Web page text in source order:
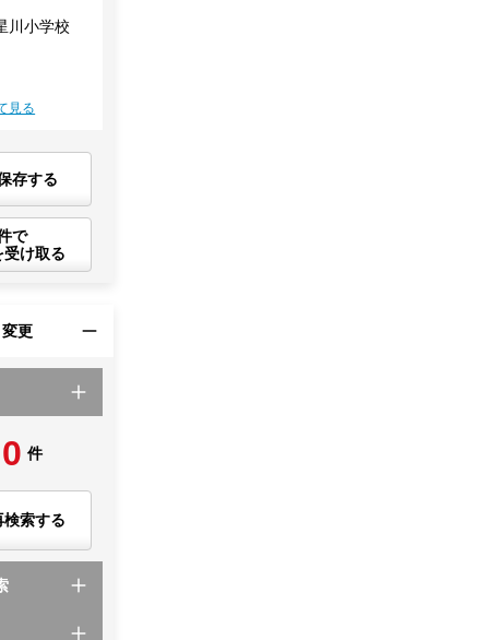
川小学校
見る
存する
で
受け取る
更
0 件
検索する